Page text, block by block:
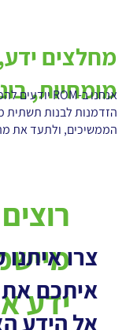
מחלצים
מומחיות,
אנחנו ב-ROM יודעים להפוך את אתגר השימור להזדמנות:
הזדמנות לבנות תשתית
הממשיכים, ולתעד את
ידע
צרו
איתכם
אל הידע